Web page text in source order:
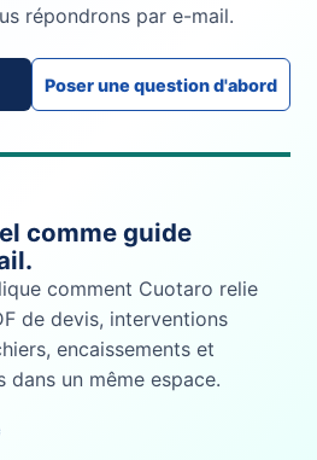
répondrons par e-mail.
Poser une question d'abord
comme guide
comment Cuotaro relie
de devis, interventions
encaissements et
dans un même espace.